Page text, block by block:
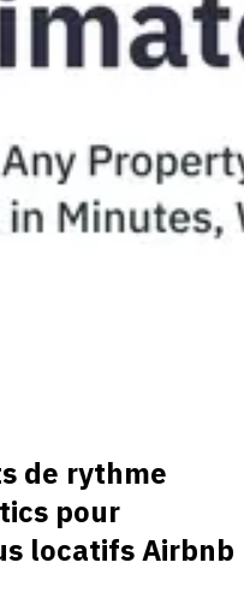
de rythme
pour
locatifs Airbnb